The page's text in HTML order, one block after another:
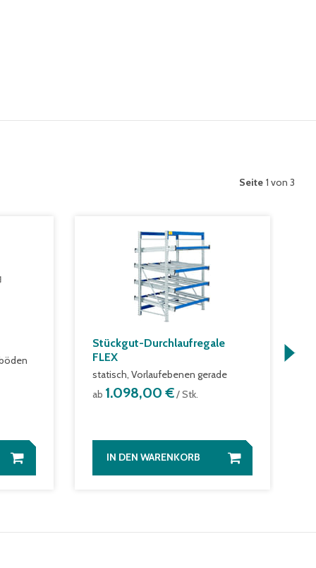
Seite 1 von 3
Stückgut-Durchlaufregale
FLEX
statisch, Vorlaufebenen gerade
ab 1.098,00 €/ Stk.
IN DEN WARENKORB